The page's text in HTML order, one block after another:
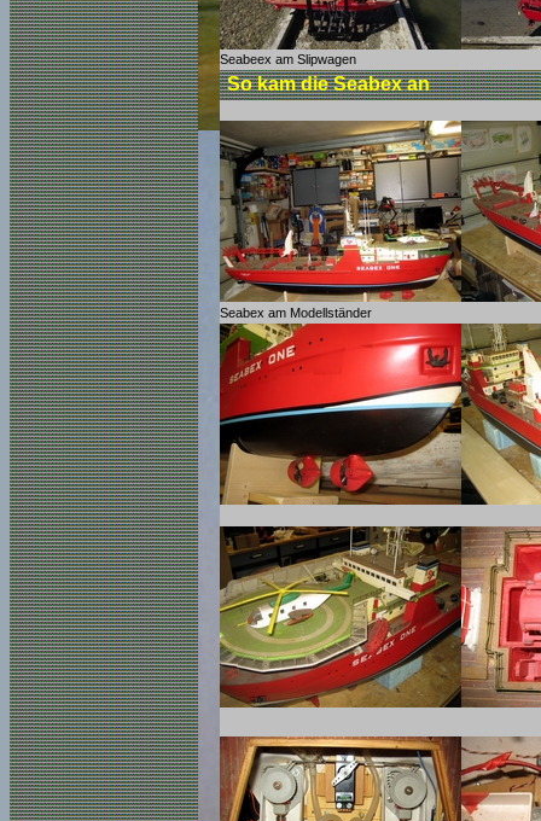
Seabeex am Slipwagen
So kam die Seabex an
Seabex am Modellständer